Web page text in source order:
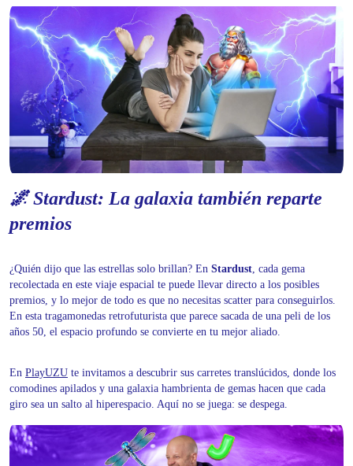
🌌 Stardust: La galaxia también reparte
premios
¿Quién dijo que las estrellas solo brillan? En Stardust, cada gema
recolectada en este viaje espacial te puede llevar directo a los posibles
premios, y lo mejor de todo es que no necesitas scatter para conseguirlos.
En esta tragamonedas retrofuturista que parece sacada de una peli de los
años 50, el espacio profundo se convierte en tu mejor aliado.
En PlayUZU te invitamos a descubrir sus carretes translúcidos, donde los
comodines apilados y una galaxia hambrienta de gemas hacen que cada
giro sea un salto al hiperespacio. Aquí no se juega: se despega.